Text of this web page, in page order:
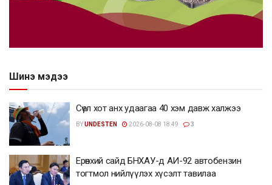
Шинэ мэдээ
Сөүл хот анх удаагаа 40 хэм давж халжээ
BYUNDESTEN 2026-08-08 18:49 3
Ерөнхий сайд БНХАУ-д АИ-92 автобензин
тогтмол нийлүүлэх хүсэлт тавилаа